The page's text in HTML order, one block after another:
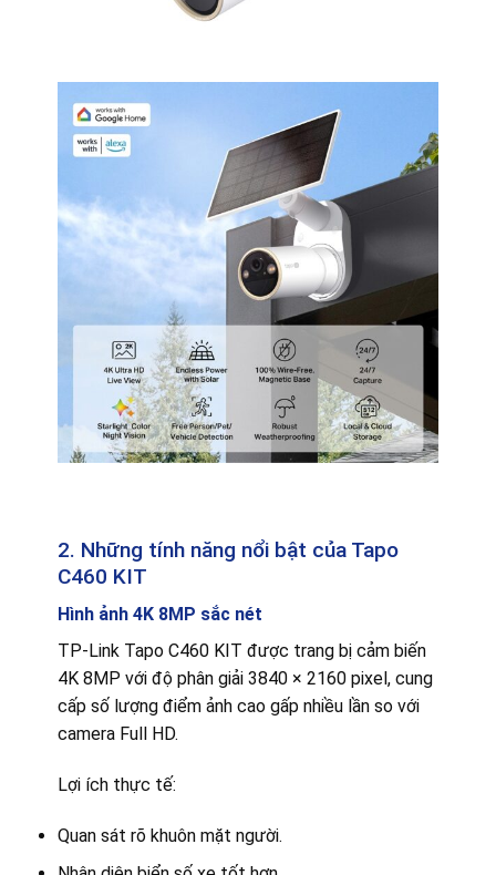
2. Những tính năng nổi bật của Tapo
C460 KIT
Hình ảnh 4K 8MP sắc nét
TP-Link Tapo C460 KIT được trang bị cảm biến
4K 8MP với độ phân giải 3840 × 2160 pixel, cung
cấp số lượng điểm ảnh cao gấp nhiều lần so với
camera Full HD.
Lợi ích thực tế:
Quan sát rõ khuôn mặt người.